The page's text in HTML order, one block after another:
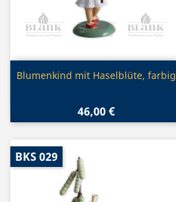
Vorschau
Blumenkind mit Haselblüte, farbig
46,00 €
BKS 029